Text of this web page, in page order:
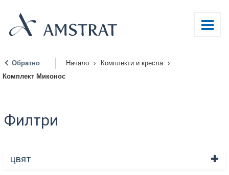
Обратно Начало › Комплекти и кресла
›
Комплект Миконос
Филтри
цвят